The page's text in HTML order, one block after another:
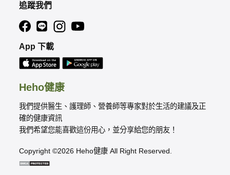
Heho健康
我們提供醫生、護理師、營養師等專家對於生活的建議及正
確的健康資訊
我們希望您能喜歡這份用心，並分享給您的朋友！
Copyright ©2026 Heho健康 All Right Reserved.
追蹤我們
App 下載